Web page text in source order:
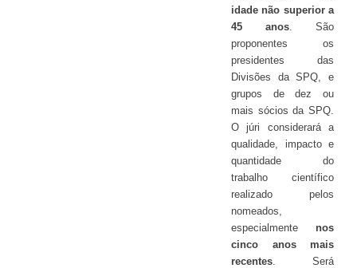
idade não superior a
45 anos . São
proponentes os
presidentes das
Divisões da SPQ, e
grupos de dez ou
mais sócios da SPQ.
O júri considerará a
qualidade, impacto e
quantidade do
trabalho científico
realizado pelos
nomeados,
especialmente nos
cinco anos mais
recentes . Será